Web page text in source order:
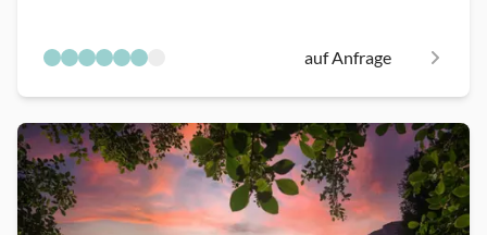
auf Anfrage